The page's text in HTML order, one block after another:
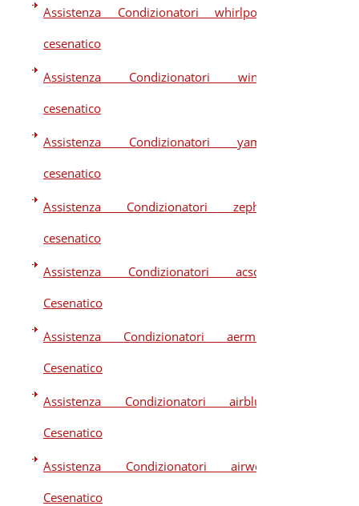
Assistenza Condizionatori whirlpool
cesenatico
Assistenza Condizionatori winia
cesenatico
Assistenza Condizionatori yama
cesenatico
Assistenza Condizionatori zephir
cesenatico
Assistenza Condizionatori acson
Cesenatico
Assistenza Condizionatori aermec
Cesenatico
Assistenza Condizionatori airblue
Cesenatico
Assistenza Condizionatori airwell
Cesenatico